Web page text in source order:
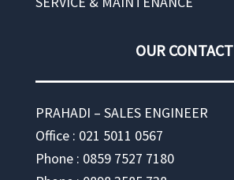
OUR CONTACT
PRAHADI – SALES ENGINEER
Office : 021 5011 0567
Phone : 0859 7527 7180